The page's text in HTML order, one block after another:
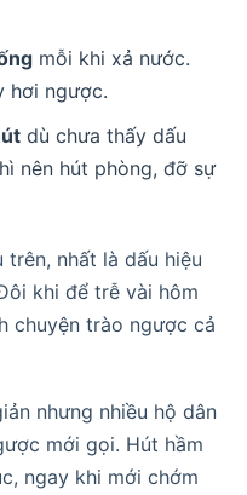
mỗi khi xả nước.
hơi ngược.
dù chưa thấy dấu
nên hút phòng, đỡ sự
nhất là dấu hiệu
khi để trễ vài hôm
chuyện trào ngược cả
nhưng nhiều hộ dân
mới gọi. Hút hầm
ngay khi mới chớm